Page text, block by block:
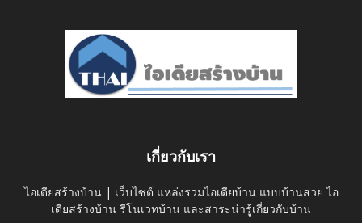
เกี่ยวกับเรา
ไอเดียสร้างบ้าน | เว็บไซต์ แหล่งรวมไอเดียบ้าน แบบบ้านสวย ไอ
เดียสร้างบ้าน รีโนเวทบ้าน และสาระน่ารู้เกี่ยวกับบ้าน